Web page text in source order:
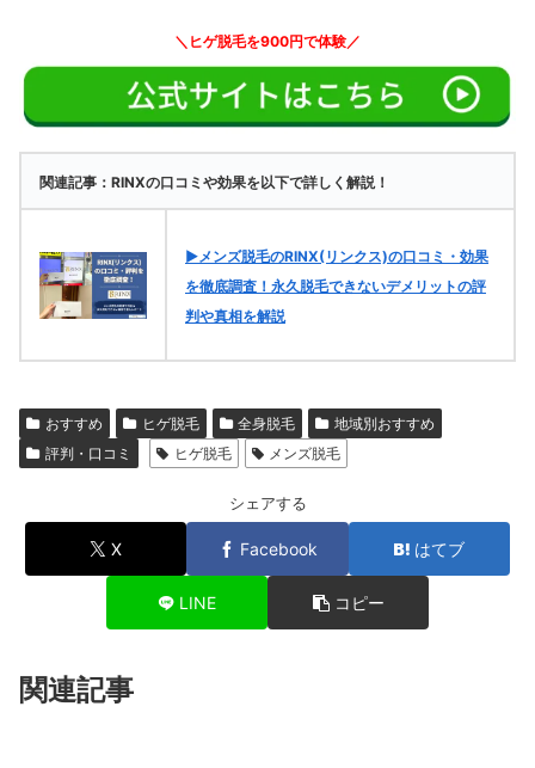
＼ヒゲ脱毛を900円で体験／
関連記事：RINXの口コミや効果を以下で詳しく解説！
▶メンズ脱毛のRINX(リンクス)の口コミ・効果
を徹底調査！永久脱毛できないデメリットの評
判や真相を解説
おすすめ ヒゲ脱毛 全身脱毛
地域別おすすめ
評判・口コミ
ヒゲ脱毛 メンズ脱毛
シェアする
X Facebook はてブ
LINE コピー
関連記事